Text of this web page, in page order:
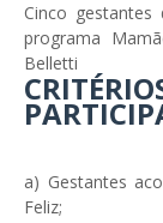
Cinco
programa
Belletti
a) Gestantes
Feliz;